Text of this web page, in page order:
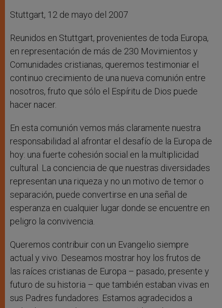
Stuttgart, 12 de mayo del 2007
Reunidos en Stuttgart, provenientes de toda Europa,
en representación de más de 230 Movimientos y
Comunidades cristianas, queremos testimoniar el
continuo crecimiento de una nueva comunión entre
nosotros, fruto que sólo el Espíritu de Dios puede
hacer nacer.
En esta comunión vemos más claramente nuestra
responsabilidad al afrontar el desafío de la Europa de
hoy: una fuerte cohesión social en la multiplicidad
cultural. La conciencia de que nuestras diversidades
representan una riqueza y no un motivo de temor o
separación, puede convertirse en una señal de
esperanza en cualquier lugar donde se encuentre en
peligro la convivencia.
Queremos contribuir con un Evangelio siempre
actual y vivo. Deseamos mostrar hoy los frutos de
las raíces cristianas de Europa – pasado, presente y
futuro de su historia – que también estaban vivas en
sus Padres fundadores. Estamos agradecidos a